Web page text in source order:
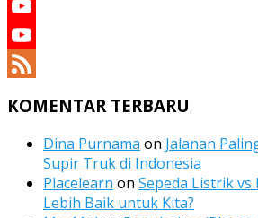
Twitter
YouTube
YouTube
KOMENTAR TERBARU
Dina Purnama on Jalanan
Supir Truk di Indonesia
Placelearn on Sepeda Listrik
Lebih Baik untuk Kita?